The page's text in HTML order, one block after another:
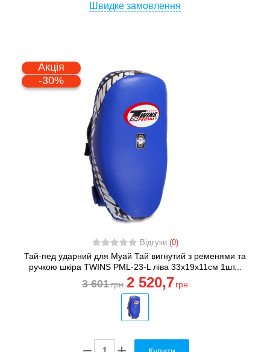
Швидке замовлення
Акція
-30%
Відгуки (0)
Тай-пед ударний для Муай Тай вигнутий з ременями та
ручкою шкіра TWINS PML-23-L ліва 33x19x11см 1шт...
3 601грн 2 520,7 грн